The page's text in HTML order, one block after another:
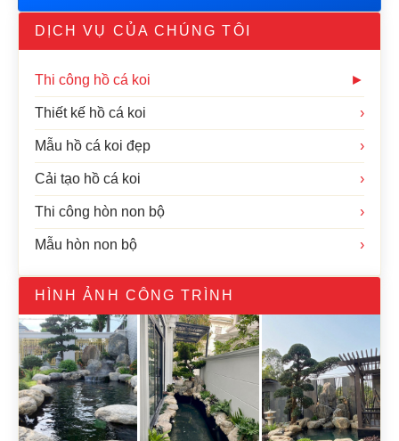
DỊCH VỤ CỦA CHÚNG TÔI
Thi công hồ cá koi ►
Thiết kế hồ cá koi ›
Mẫu hồ cá koi đẹp ›
Cải tạo hồ cá koi ›
Thi công hòn non bộ ›
Mẫu hòn non bộ ›
HÌNH ẢNH CÔNG TRÌNH